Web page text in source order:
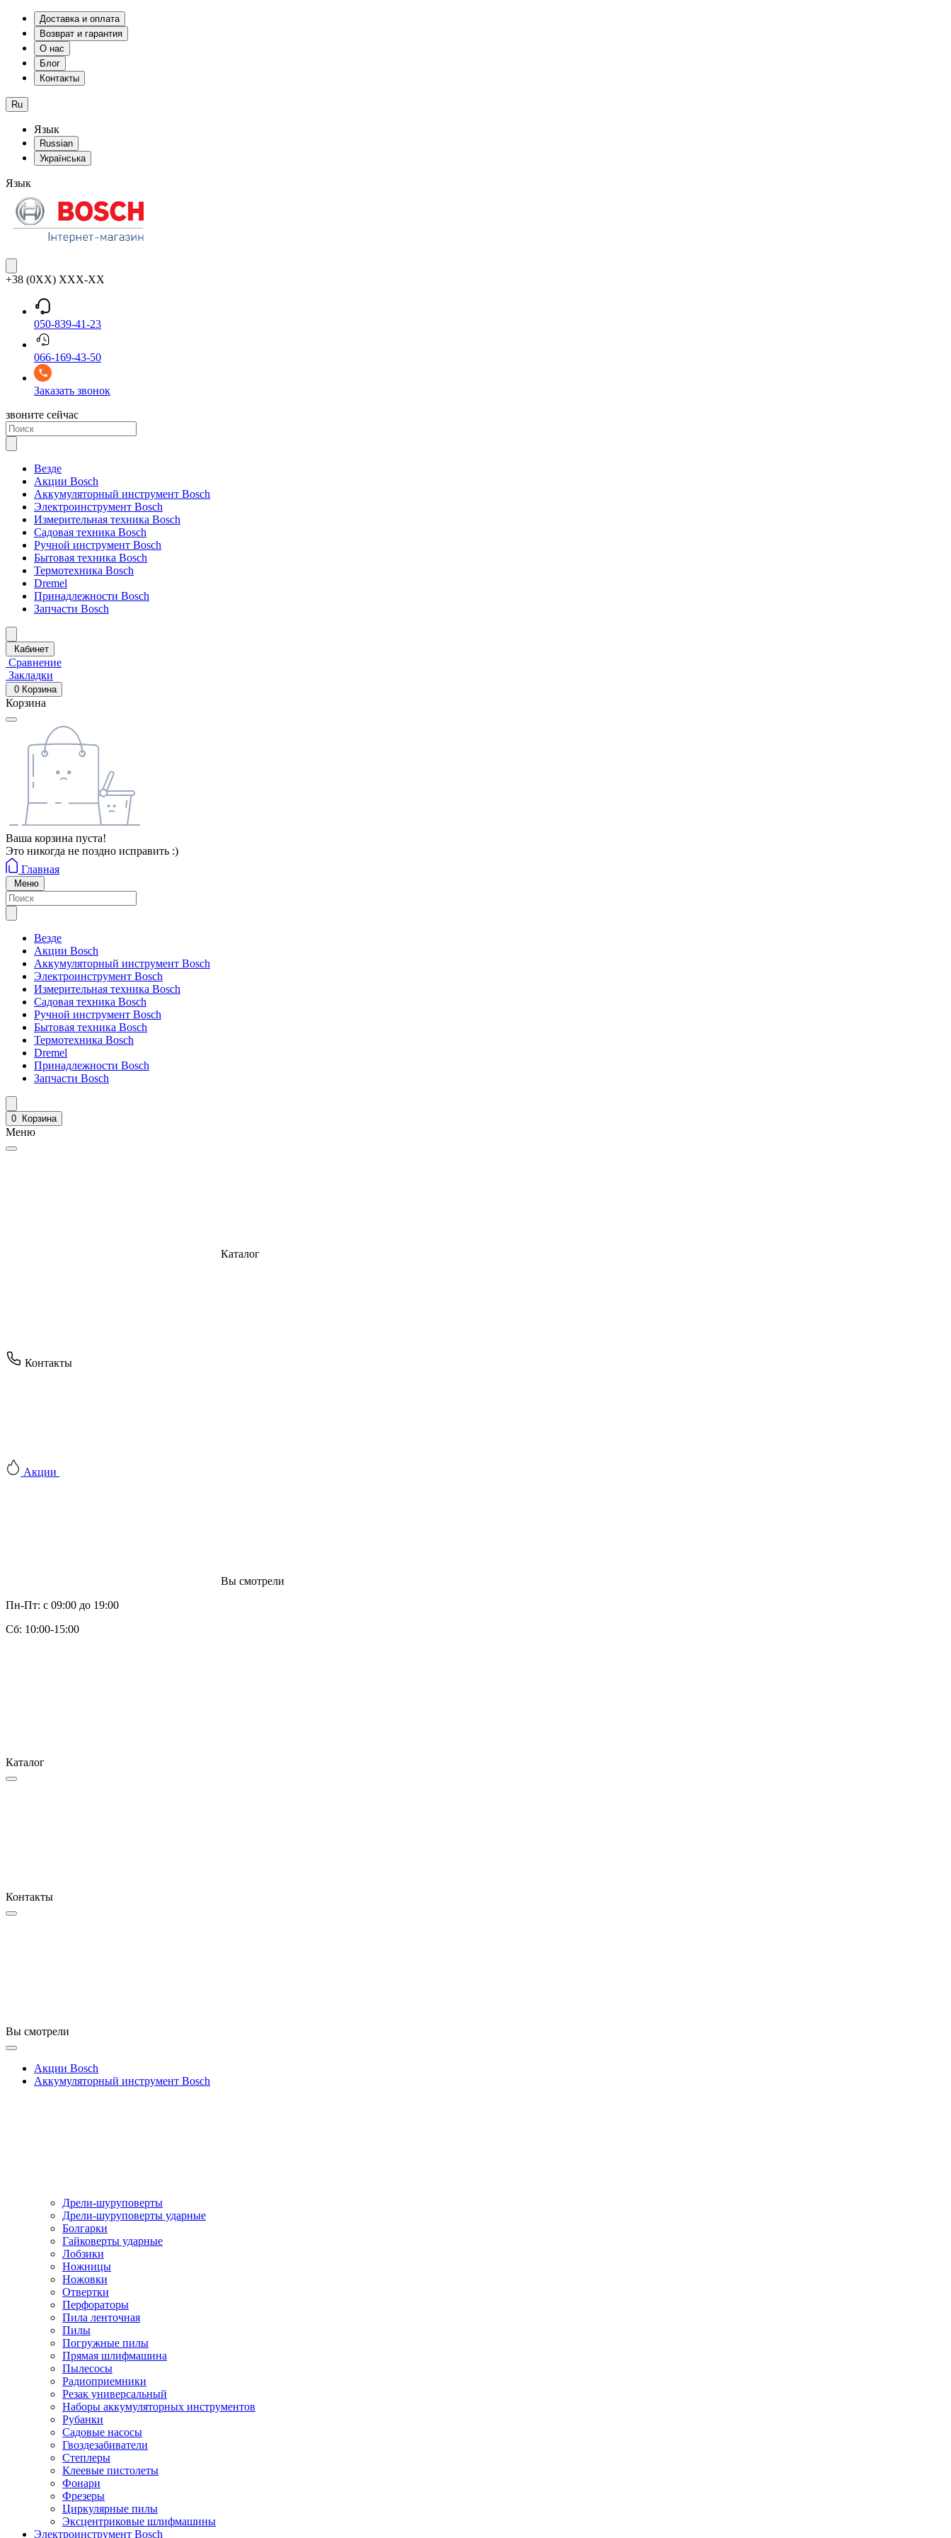
Доставка и оплата
Возврат и гарантия
О нас
Блог
Контакты
Ru
Язык
Russian
Українська
Язык
+38 (0XX) XXX-XX
050-839-41-23
066-169-43-50
Заказать звонок
звоните сейчас
Везде
Акции Bosch
Аккумуляторный инструмент Bosch
Электроинструмент Bosch
Измерительная техника Bosch
Садовая техника Bosch
Ручной инструмент Bosch
Бытовая техника Bosch
Термотехника Bosch
Dremel
Принадлежности Bosch
Запчасти Bosch
Кабинет
Сравнение
Закладки
0 Корзина
Корзина
Ваша корзина пуста!
Это никогда не поздно исправить :)
Главная
Меню
Везде
Акции Bosch
Аккумуляторный инструмент Bosch
Электроинструмент Bosch
Измерительная техника Bosch
Садовая техника Bosch
Ручной инструмент Bosch
Бытовая техника Bosch
Термотехника Bosch
Dremel
Принадлежности Bosch
Запчасти Bosch
0 Корзина
Меню
Каталог
Контакты
Акции
Вы смотрели
Пн-Пт: с 09:00 до 19:00
Cб: 10:00-15:00
Каталог
Контакты
Вы смотрели
Акции Bosch
Аккумуляторный инструмент Bosch
Дрели-шуруповерты
Дрели-шуруповерты ударные
Болгарки
Гайковерты ударные
Лобзики
Ножницы
Ножовки
Отвертки
Перфораторы
Пила ленточная
Пилы
Погружные пилы
Прямая шлифмашина
Пылесосы
Радиоприемники
Резак универсальный
Наборы аккумуляторных инструментов
Рубанки
Садовые насосы
Гвоздезабиватели
Степлеры
Клеевые пистолеты
Фонари
Фрезеры
Циркулярные пилы
Эксцентриковые шлифмашины
Электроинструмент Bosch